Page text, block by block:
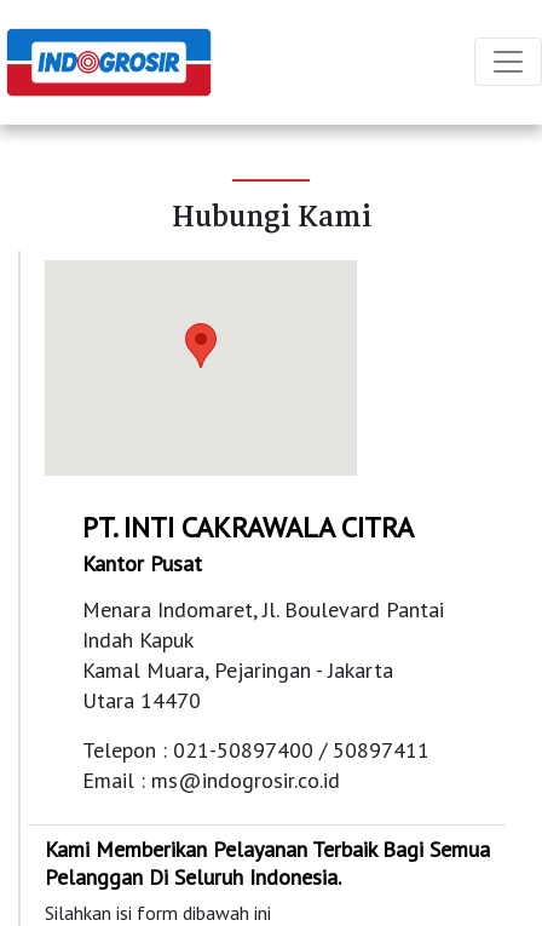
Hubungi Kami
PT. INTI CAKRAWALA CITRA
Kantor Pusat
Menara Indomaret, Jl. Boulevard Pantai
Indah Kapuk
Kamal Muara, Pejaringan - Jakarta
Utara 14470
Telepon : 021-50897400 / 50897411
Email : ms@indogrosir.co.id
Kami Memberikan Pelayanan Terbaik Bagi Semua
Pelanggan Di Seluruh Indonesia.
Silahkan isi form dibawah ini